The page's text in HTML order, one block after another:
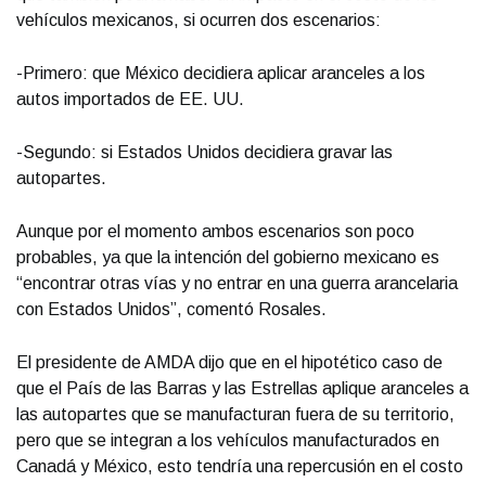
vehículos mexicanos, si ocurren dos escenarios:
-Primero: que México decidiera aplicar aranceles a los
autos importados de EE. UU.
-Segundo: si Estados Unidos decidiera gravar las
autopartes.
Aunque por el momento ambos escenarios son poco
probables, ya que la intención del gobierno mexicano es
“encontrar otras vías y no entrar en una guerra arancelaria
con Estados Unidos”, comentó Rosales.
El presidente de AMDA dijo que en el hipotético caso de
que el País de las Barras y las Estrellas aplique aranceles a
las autopartes que se manufacturan fuera de su territorio,
pero que se integran a los vehículos manufacturados en
Canadá y México, esto tendría una repercusión en el costo